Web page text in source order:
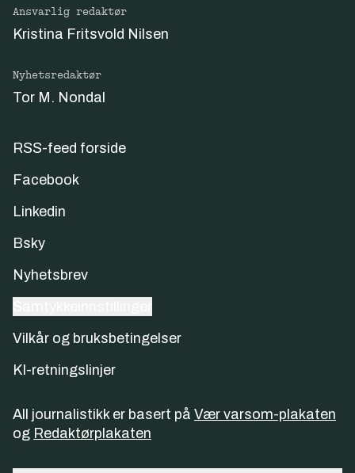
Ansvarlig redaktør
Kristina Fritsvold Nilsen
Nyhetsredaktør
Tor M. Nondal
RSS-feed forside
Facebook
Linkedin
Bsky
Nyhetsbrev
Vilkår og bruksbetingelser
KI-retningslinjer
All journalistikk er basert på Vær varsom-plakaten
og Redaktørplakaten